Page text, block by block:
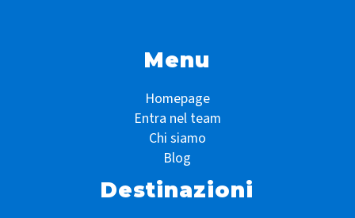
Menu
Homepage
Entra nel team
Chi siamo
Blog
Destinazioni